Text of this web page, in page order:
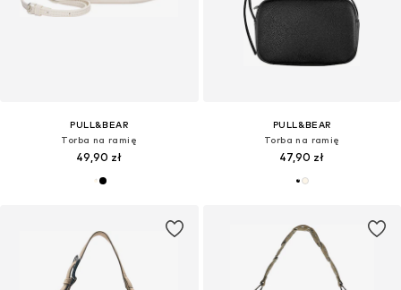
PULL&BEAR
Torba na ramię
49,90 zł
PULL&BEAR
Torba na ramię
47,90 zł